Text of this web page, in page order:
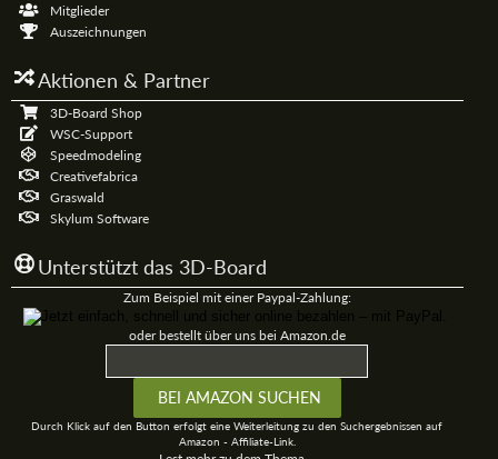
Mitglieder
Auszeichnungen
Aktionen & Partner
3D-Board Shop
WSC-Support
Speedmodeling
Creativefabrica
Graswald
Skylum Software
Unterstützt das 3D-Board
Zum Beispiel mit einer Paypal-Zahlung:
oder bestellt über uns bei Amazon.de
Durch Klick auf den Button erfolgt eine Weiterleitung zu den Suchergebnissen auf
Amazon - Affiliate-Link.